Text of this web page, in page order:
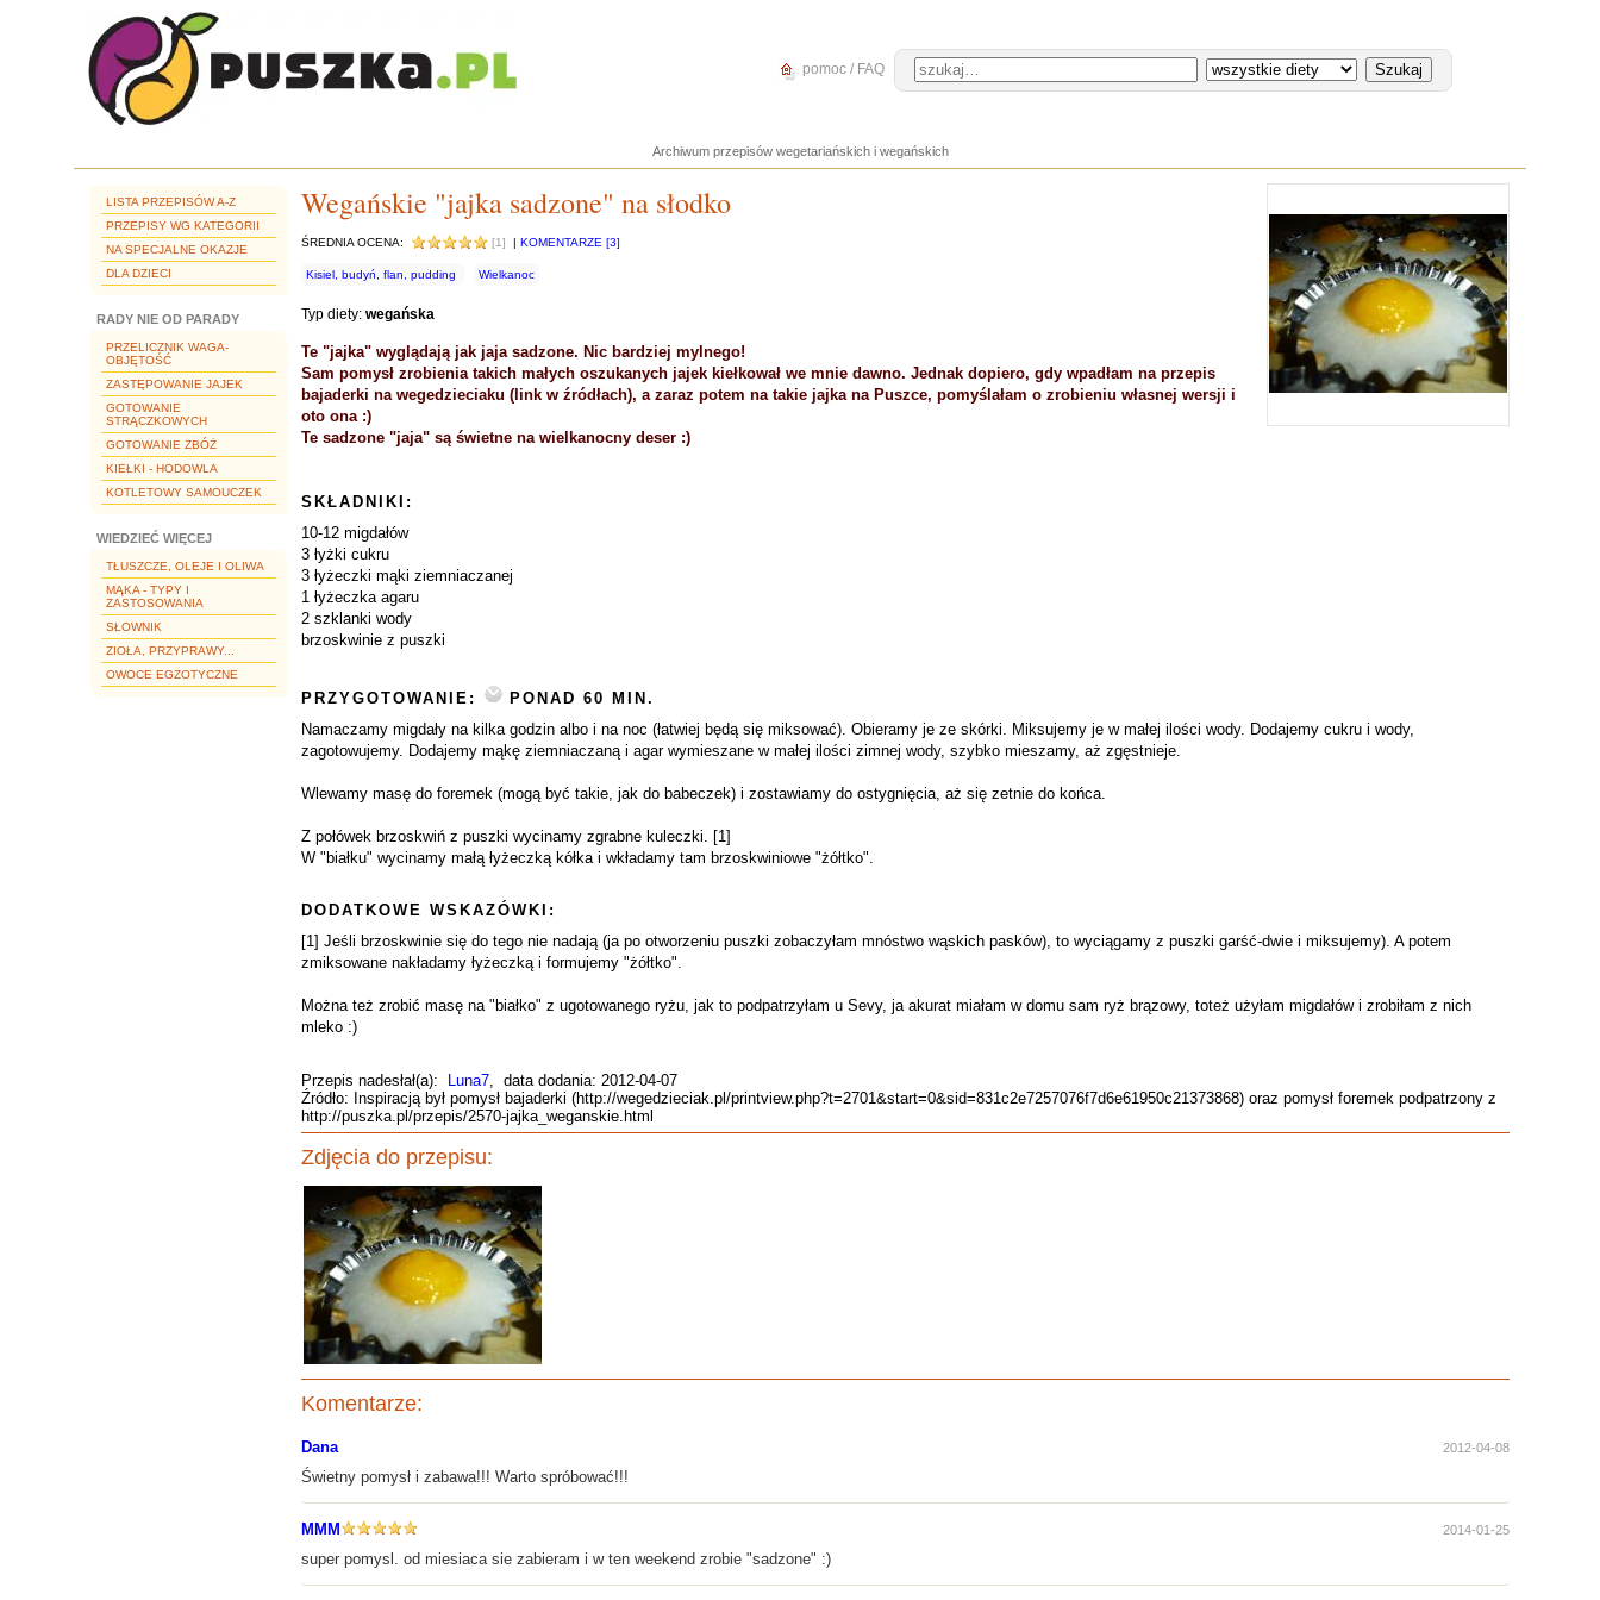
pomoc / FAQ
Archiwum przepisów wegetariańskich i wegańskich
LISTA PRZEPISÓW A-Z
PRZEPISY WG KATEGORII
NA SPECJALNE OKAZJE
DLA DZIECI
RADY NIE OD PARADY
PRZELICZNIK WAGA-
OBJĘTOŚĆ
ZASTĘPOWANIE JAJEK
GOTOWANIE
STRĄCZKOWYCH
GOTOWANIE ZBÓŻ
KIEŁKI - HODOWLA
KOTLETOWY SAMOUCZEK
WIEDZIEĆ WIĘCEJ
TŁUSZCZE, OLEJE I OLIWA
MĄKA - TYPY I
ZASTOSOWANIA
SŁOWNIK
ZIOŁA, PRZYPRAWY...
OWOCE EGZOTYCZNE
Wegańskie "jajka sadzone" na słodko
ŚREDNIA OCENA: [1] | KOMENTARZE [3]
Kisiel, budyń, flan, pudding Wielkanoc
Typ diety: wegańska
Te "jajka" wyglądają jak jaja sadzone. Nic bardziej mylnego!
Sam pomysł zrobienia takich małych oszukanych jajek kiełkował we mnie dawno. Jednak dopiero, gdy wpadłam na przepis
bajaderki na wegedzieciaku (link w źródłach), a zaraz potem na takie jajka na Puszce, pomyślałam o zrobieniu własnej wersji i
oto ona :)
Te sadzone "jaja" są świetne na wielkanocny deser :)
SKŁADNIKI:
10-12 migdałów
3 łyżki cukru
3 łyżeczki mąki ziemniaczanej
1 łyżeczka agaru
2 szklanki wody
brzoskwinie z puszki
PRZYGOTOWANIE:
PONAD 60 MIN.
Namaczamy migdały na kilka godzin albo i na noc (łatwiej będą się miksować). Obieramy je ze skórki. Miksujemy je w małej ilości wody. Dodajemy cukru i wody,
zagotowujemy. Dodajemy mąkę ziemniaczaną i agar wymieszane w małej ilości zimnej wody, szybko mieszamy, aż zgęstnieje.
Wlewamy masę do foremek (mogą być takie, jak do babeczek) i zostawiamy do ostygnięcia, aż się zetnie do końca.
Z połówek brzoskwiń z puszki wycinamy zgrabne kuleczki. [1]
W "białku" wycinamy małą łyżeczką kółka i wkładamy tam brzoskwiniowe "żółtko".
DODATKOWE WSKAZÓWKI:
[1] Jeśli brzoskwinie się do tego nie nadają (ja po otworzeniu puszki zobaczyłam mnóstwo wąskich pasków), to wyciągamy z puszki garść-dwie i miksujemy). A potem
zmiksowane nakładamy łyżeczką i formujemy "żółtko".
Można też zrobić masę na "białko" z ugotowanego ryżu, jak to podpatrzyłam u Sevy, ja akurat miałam w domu sam ryż brązowy, toteż użyłam migdałów i zrobiłam z nich
mleko :)
Przepis nadesłał(a): Luna7, data dodania: 2012-04-07
Źródło: Inspiracją był pomysł bajaderki (http://wegedzieciak.pl/printview.php?t=2701&start=0&sid=831c2e7257076f7d6e61950c21373868) oraz pomysł foremek podpatrzony z
http://puszka.pl/przepis/2570-jajka_weganskie.html
Zdjęcia do przepisu:
Komentarze:
Dana 2012-04-08
Świetny pomysł i zabawa!!! Warto spróbować!!!
MMM 2014-01-25
super pomysl. od miesiaca sie zabieram i w ten weekend zrobie "sadzone" :)